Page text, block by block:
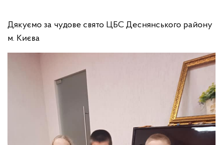
Дякуємо за чудове свято ЦБС Деснянського району
м. Києва